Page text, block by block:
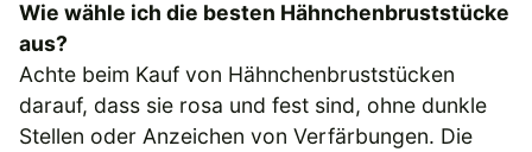
Wie wähle ich die besten Hähnchenbruststücke
aus?
Achte beim Kauf von Hähnchenbruststücken
darauf, dass sie rosa und fest sind, ohne dunkle
Stellen oder Anzeichen von Verfärbungen. Die